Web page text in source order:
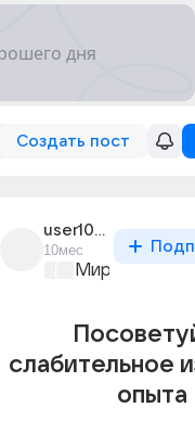
Создать пост
user1095827478
10мес
Мир
слабительное
опыта